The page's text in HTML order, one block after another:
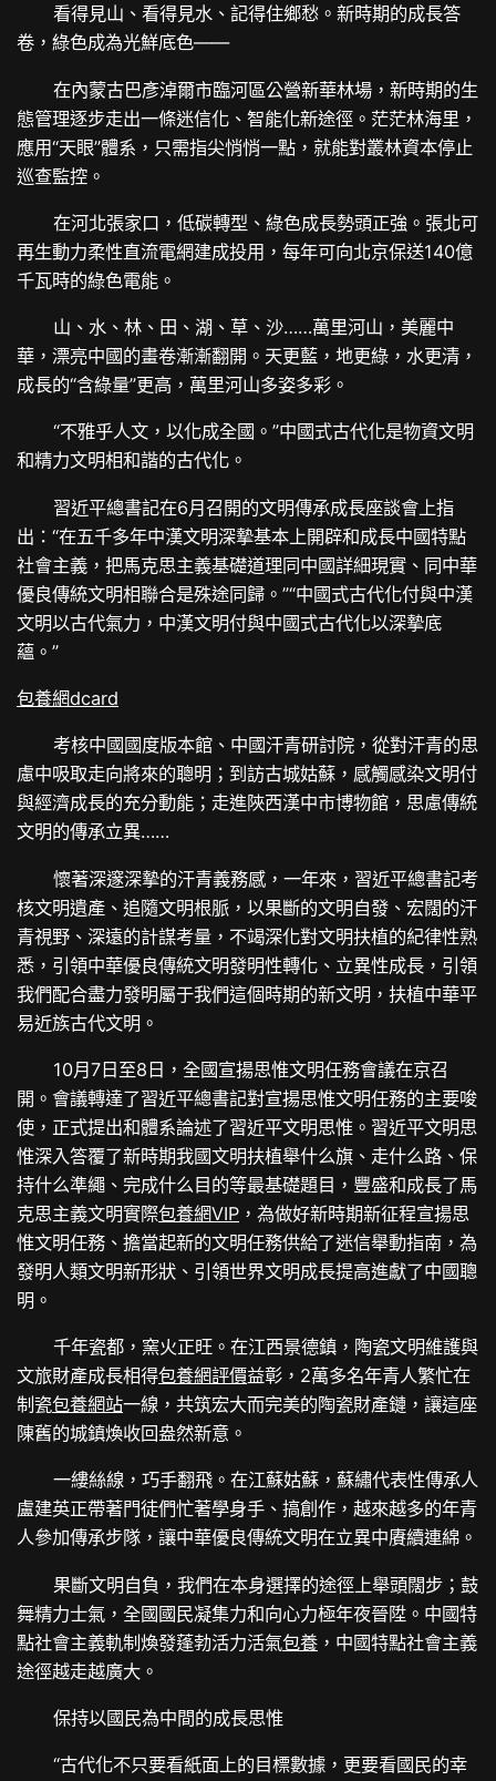
看得見山、看得見水、記得住鄉愁。新時期的成長答
卷，綠色成為光鮮底色——
在內蒙古巴彥淖爾市臨河區公營新華林場，新時期的生
態管理逐步走出一條迷信化、智能化新途徑。茫茫林海里，
應用“天眼”體系，只需指尖悄悄一點，就能對叢林資本停止
巡查監控。
在河北張家口，低碳轉型、綠色成長勢頭正強。張北可
再生動力柔性直流電網建成投用，每年可向北京保送140億
千瓦時的綠色電能。
山、水、林、田、湖、草、沙……萬里河山，美麗中
華，漂亮中國的畫卷漸漸翻開。天更藍，地更綠，水更清，
成長的“含綠量”更高，萬里河山多姿多彩。
“不雅乎人文，以化成全國。”中國式古代化是物資文明
和精力文明相和諧的古代化。
習近平總書記在6月召開的文明傳承成長座談會上指
出：“在五千多年中漢文明深摯基本上開辟和成長中國特點
社會主義，把馬克思主義基礎道理同中國詳細現實、同中華
優良傳統文明相聯合是殊途同歸。”“中國式古代化付與中漢
文明以古代氣力，中漢文明付與中國式古代化以深摯底
蘊。”
包養網dcard
考核中國國度版本館、中國汗青研討院，從對汗青的思
慮中吸取走向將來的聰明；到訪古城姑蘇，感觸感染文明付
與經濟成長的充分動能；走進陜西漢中市博物館，思慮傳統
文明的傳承立異……
懷著深邃深摯的汗青義務感，一年來，習近平總書記考
核文明遺產、追隨文明根脈，以果斷的文明自發、宏闊的汗
青視野、深遠的計謀考量，不竭深化對文明扶植的紀律性熟
悉，引領中華優良傳統文明發明性轉化、立異性成長，引領
我們配合盡力發明屬于我們這個時期的新文明，扶植中華平
易近族古代文明。
10月7日至8日，全國宣揚思惟文明任務會議在京召
開。會議轉達了習近平總書記對宣揚思惟文明任務的主要唆
使，正式提出和體系論述了習近平文明思惟。習近平文明思
惟深入答覆了新時期我國文明扶植舉什么旗、走什么路、保
持什么準繩、完成什么目的等最基礎題目，豐盛和成長了馬
克思主義文明實際包養網VIP ，為做好新時期新征程宣揚思
惟文明任務、擔當起新的文明任務供給了迷信舉動指南，為
發明人類文明新形狀、引領世界文明成長提高進獻了中國聰
明。
千年瓷都，窯火正旺。在江西景德鎮，陶瓷文明維護與
文旅財產成長相得包養網評價益彰，2萬多名年青人繁忙在
制瓷包養網站一線，共筑宏大而完美的陶瓷財產鏈，讓這座
陳舊的城鎮煥收回盎然新意。
一縷絲線，巧手翻飛。在江蘇姑蘇，蘇繡代表性傳承人
盧建英正帶著門徒們忙著學身手、搞創作，越來越多的年青
人參加傳承步隊，讓中華優良傳統文明在立異中賡續連綿。
果斷文明自負，我們在本身選擇的途徑上舉頭闊步；鼓
舞精力士氣，全國國民凝集力和向心力極年夜晉陞。中國特
點社會主義軌制煥發蓬勃活力活氣包養 ，中國特點社會主義
途徑越走越廣大。
保持以國民為中間的成長思惟
“古代化不只要看紙面上的目標數據，更要看國民的幸